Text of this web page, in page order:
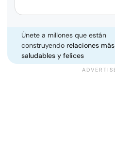
Únete a millones que están
construyendo relaciones más
saludables y felices